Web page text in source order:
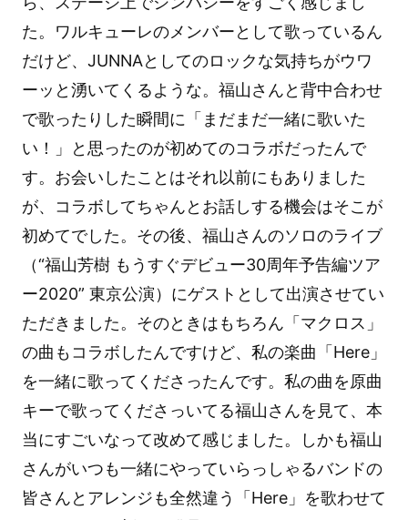
た。ワルキューレのメンバーとして歌っているん
だけど、JUNNAとしてのロックな気持ちがウワ
ーッと湧いてくるような。福山さんと背中合わせ
で歌ったりした瞬間に「まだまだ一緒に歌いた
い！」と思ったのが初めてのコラボだったんで
す。お会いしたことはそれ以前にもありました
が、コラボしてちゃんとお話しする機会はそこが
初めてでした。その後、福山さんのソロのライブ
（“福山芳樹 もうすぐデビュー30周年予告編ツア
ー2020” 東京公演）にゲストとして出演させてい
ただきました。そのときはもちろん「マクロス」
の曲もコラボしたんですけど、私の楽曲「Here」
を一緒に歌ってくださったんです。私の曲を原曲
キーで歌ってくださっいてる福山さんを見て、本
当にすごいなって改めて感じました。しかも福山
さんがいつも一緒にやっていらっしゃるバンドの
皆さんとアレンジも全然違う「Here」を歌わせて